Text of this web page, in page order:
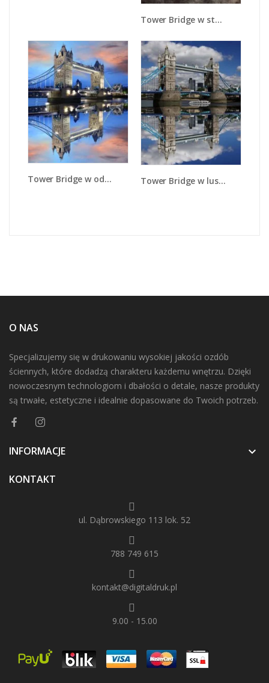
Tower Bridge w stylu vintage - AM668
Tower Bridge w odbiciu wody - AM083 Tower Bridge w lustrzanym odbiciu wody - AM084
O NAS
Specjalizujemy się w drukowaniu wysokiej jakości ozdób
ściennych, które dodadzą charakteru każdemu wnętrzu. Dzięki
nowoczesnym technologiom i dbałości o detale, nasze produkty
są trwałe, estetyczne i idealnie dopasowane do Twoich potrzeb.
INFORMACJE 
KONTAKT
ul. Dąbrowskiego 113 lok. 52
788 749 615
kontakt@digitaldruk.pl
9.00 - 15.00